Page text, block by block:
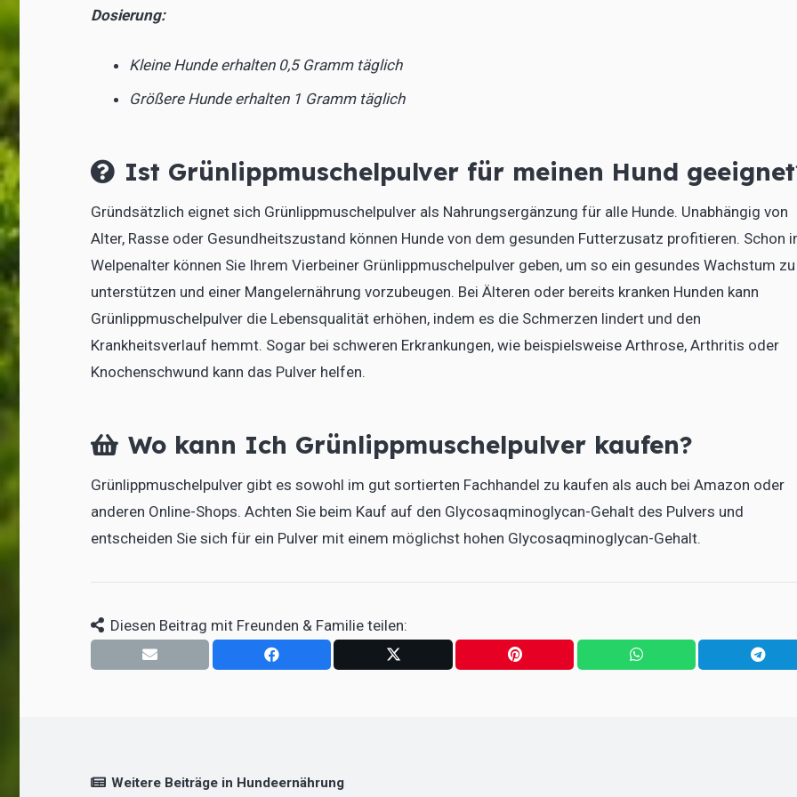
Dosierung:
Kleine Hunde erhalten 0,5 Gramm täglich
Größere Hunde erhalten 1 Gramm täglich
Ist Grünlippmuschelpulver für meinen Hund
Gründsätzlich eignet sich Grünlippmuschelpulver als Nahrungsergänzung für alle Hunde. Unabhängig von
Alter, Rasse oder Gesundheitszustand können Hunde von dem gesunden Futterzusatz profitieren. Schon
Welpenalter können Sie Ihrem Vierbeiner Grünlippmuschelpulver geben, um so ein gesundes Wachstum zu
unterstützen und einer Mangelernährung vorzubeugen. Bei Älteren oder bereits kranken Hunden kann
Grünlippmuschelpulver die Lebensqualität erhöhen, indem es die Schmerzen lindert und den
Krankheitsverlauf hemmt. Sogar bei schweren Erkrankungen, wie beispielsweise Arthrose, Arthritis oder
Knochenschwund kann das Pulver helfen.
Wo kann Ich Grünlippmuschelpulver kaufen?
Grünlippmuschelpulver gibt es sowohl im gut sortierten Fachhandel zu kaufen als auch bei Amazon oder
anderen Online-Shops. Achten Sie beim Kauf auf den Glycosaqminoglycan-Gehalt des Pulvers und
entscheiden Sie sich für ein Pulver mit einem möglichst hohen Glycosaqminoglycan-Gehalt.
Diesen Beitrag mit Freunden & Familie teilen:
Weitere Beiträge in Hundeernährung